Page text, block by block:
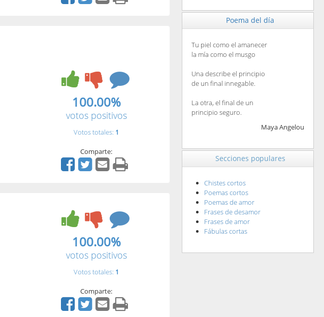
100.00%
votos positivos
Votos totales: 1
Comparte:
100.00%
votos positivos
Votos totales: 1
Comparte:
Poema del día
Tu piel como el amanecer
la mía como el musgo
Una describe el principio
de un final innegable.
La otra, el final de un
principio seguro.
Maya Angelou
Secciones populares
Chistes cortos
Poemas cortos
Poemas de amor
Frases de desamor
Frases de amor
Fábulas cortas